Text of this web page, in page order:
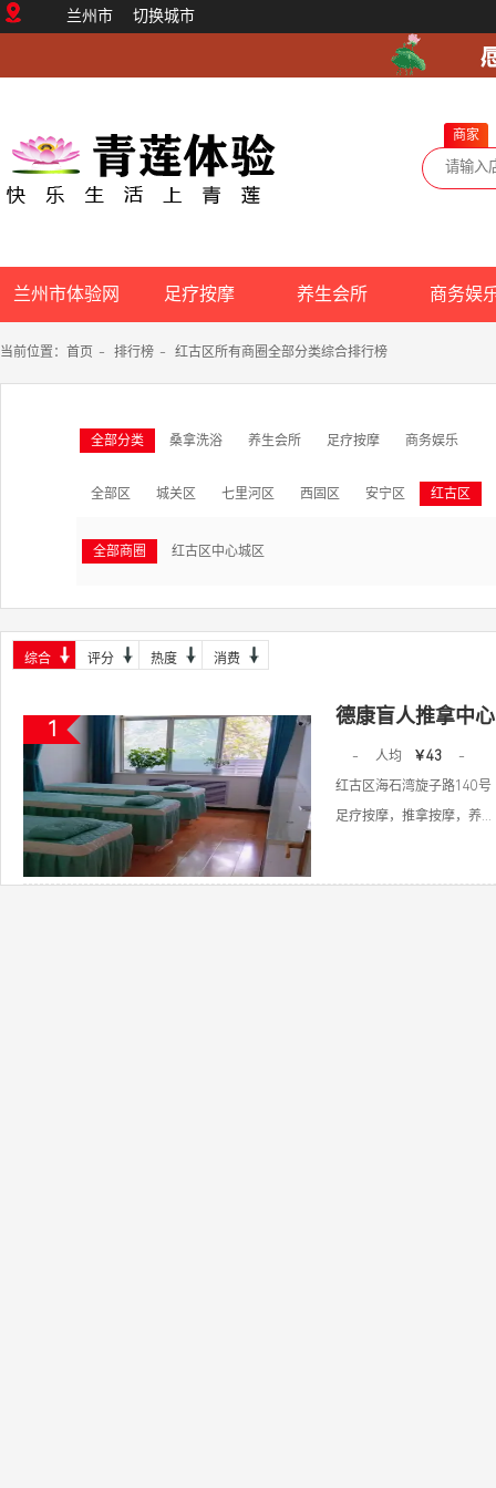
兰州市 切换城市
商家
兰州市体验网 足疗按摩 养生会所 商务娱
当前位置： 首页 - 排行榜 - 红古区所有商圈全部分类综合排行榜
全部分类 桑拿洗浴 养生会所 足疗按摩 商务娱乐
全部区 城关区 七里河区 西固区 安宁区 红古区
全部商圈 红古区中心城区
综合 评分 热度 消费
1
德康盲人推拿中心
- 人均 ￥43
-
红古区海石湾旋子路140号
足疗按摩，推拿按摩，养...